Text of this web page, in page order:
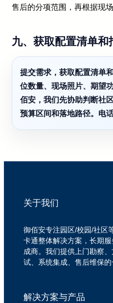
售后的分项范围，再根据现场
九、获取配置清单和
提交需求，获取配置清单
位数量、现场照片、期望
佰安，我们先协助判断社
预算区间和落地路径。电
关于我们
御佰安专注园区/校园/社区
卡通整体解决方案，长期
成商。我们提供上门勘察
试、系统集成、售后维保的
解决方案与产品